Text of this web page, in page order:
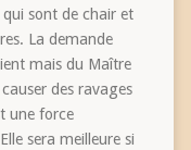
sont de chair et
La demande
mais du Maître
des ravages
une force
sera meilleure si